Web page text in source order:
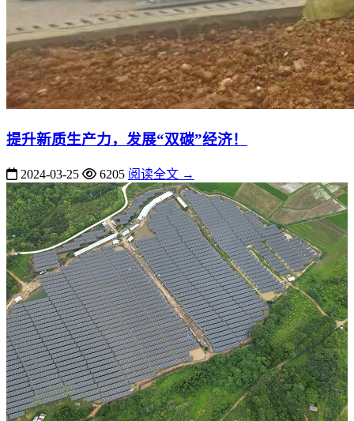
提升新质生产力，发展“双碳”经济！
2024-03-25 6205 阅读全文 →